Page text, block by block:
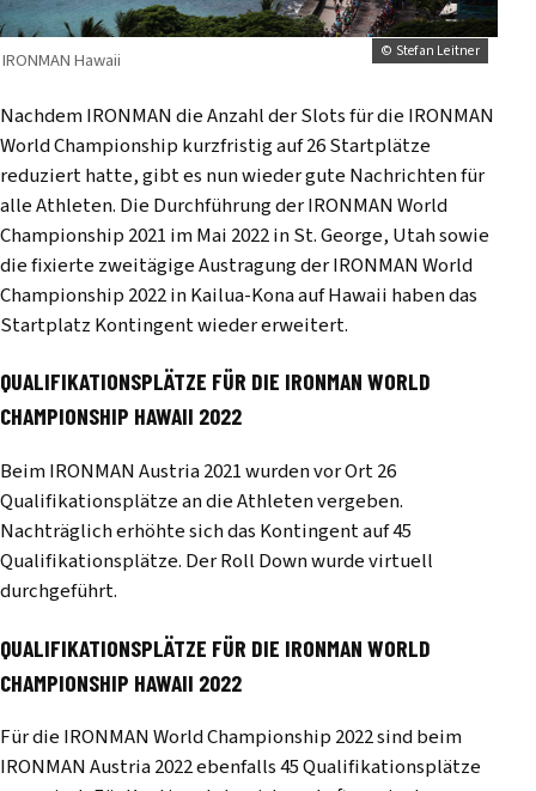
© Stefan Leitner
IRONMAN Hawaii
Nachdem IRONMAN die Anzahl der Slots für die IRONMAN
World Championship kurzfristig auf 26 Startplätze
reduziert hatte, gibt es nun wieder gute Nachrichten für
alle Athleten. Die Durchführung der IRONMAN World
Championship 2021 im Mai 2022 in St. George, Utah sowie
die fixierte zweitägige Austragung der IRONMAN World
Championship 2022 in Kailua-Kona auf Hawaii haben das
Startplatz Kontingent wieder erweitert.
QUALIFIKATIONSPLÄTZE FÜR DIE IRONMAN WORLD
CHAMPIONSHIP HAWAII 2022
Beim IRONMAN Austria 2021 wurden vor Ort 26
Qualifikationsplätze an die Athleten vergeben.
Nachträglich erhöhte sich das Kontingent auf 45
Qualifikationsplätze. Der Roll Down wurde virtuell
durchgeführt.
QUALIFIKATIONSPLÄTZE FÜR DIE IRONMAN WORLD
CHAMPIONSHIP HAWAII 2022
Für die IRONMAN World Championship 2022 sind beim
IRONMAN Austria 2022 ebenfalls 45 Qualifikationsplätze